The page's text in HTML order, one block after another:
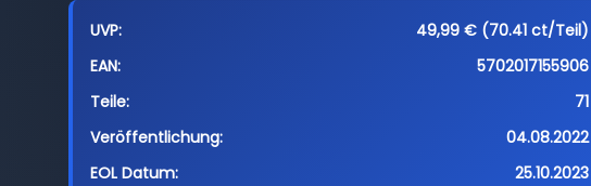
UVP:
49,99 € (70.41 ct/Teil)
EAN:
5702017155906
Teile:
71
Veröffentlichung:
04.08.2022
EOL Datum:
25.10.2023